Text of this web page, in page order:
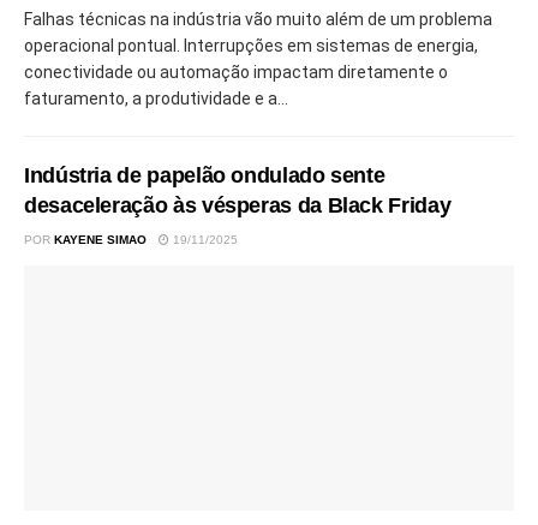
Falhas técnicas na indústria vão muito além de um problema
operacional pontual. Interrupções em sistemas de energia,
conectividade ou automação impactam diretamente o
faturamento, a produtividade e a...
Indústria de papelão ondulado sente
desaceleração às vésperas da Black Friday
POR KAYENE SIMAO 19/11/2025